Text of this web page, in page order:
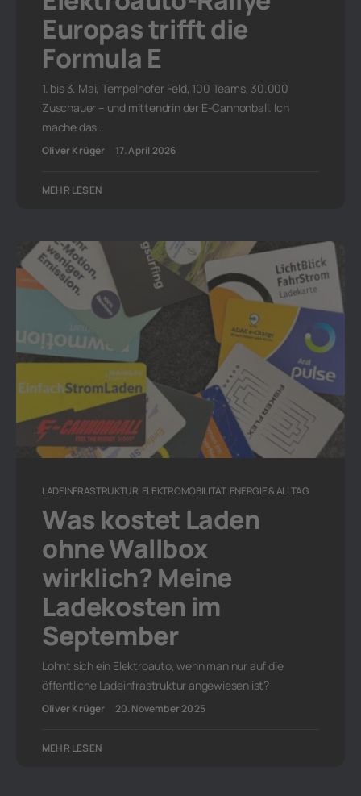
Europas trifft die
Formula E
1. bis 3. Mai, Tempelhofer Feld, 100 Teams, 30.000
Zuschauer – und mittendrin der E-Cannonball. Ich
mache das…
Oliver Krüger 17. April 2026
MEHR LESEN
LADEINFRASTRUKTUR ELEKTROMOBILITÄT ENERGIE & ALLTAG
Was kostet Laden
ohne Wallbox
wirklich? Meine
Ladekosten im
September
Lohnt sich ein Elektroauto, wenn man nur auf die
öffentliche Ladeinfrastruktur angewiesen ist?
Oliver Krüger 20. November 2025
MEHR LESEN